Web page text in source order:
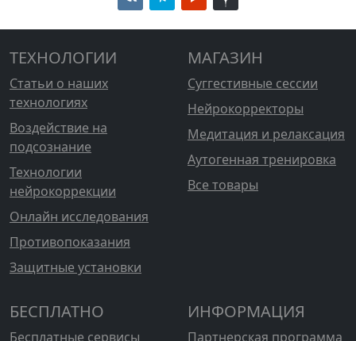
ТЕХНОЛОГИИ
Статьи о наших
технологиях
Воздействие на
подсознание
Технологии
нейрокоррекции
Онлайн исследования
Противопоказания
Защитные установки
МАГАЗИН
Суггестивные сессии
Нейрокорректоры
Медитация и релаксация
Аутогенная тренировка
Все товары
БЕСПЛАТНО
Бесплатные сервисы
ИНФОРМАЦИЯ
Партнерская программа